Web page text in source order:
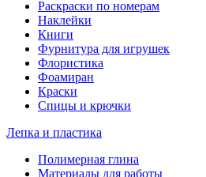
Раскраски по номерам
Наклейки
Книги
Фурнитура для игрушек
Флористика
Фоамиран
Краски
Спицы и крючки
Лепка и пластика
Полимерная глина
Материалы для работы